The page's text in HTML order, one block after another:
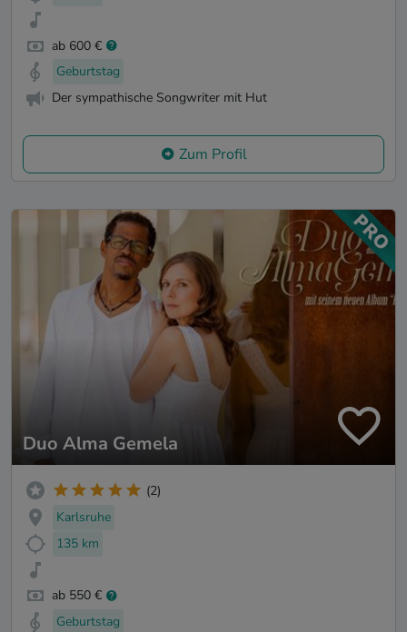
ab 600 €
Geburtstag
Der sympathische Songwriter mit Hut
Zum Profil
Duo Alma Gemela
(2)
Karlsruhe
135 km
ab 550 €
Geburtstag